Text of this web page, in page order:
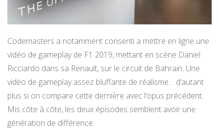
Codemasters a notamment consenti a mettre en ligne une
vidéo de gameplay de F1 2019, mettant en scène Daniel
Ricciardo dans sa Renault, sur le circuit de Bahrain. Une
vidéo de gameplay assez bluffante de réalisme… d’autant
plus si on compare cette dernière avec l’opus précédent.
Mis côte à côte, les deux épisodes semblent avoir une
génération de différence.